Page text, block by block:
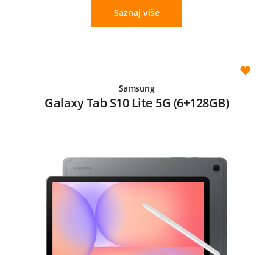
Saznaj više
Samsung
Galaxy Tab S10 Lite 5G (6+128GB)